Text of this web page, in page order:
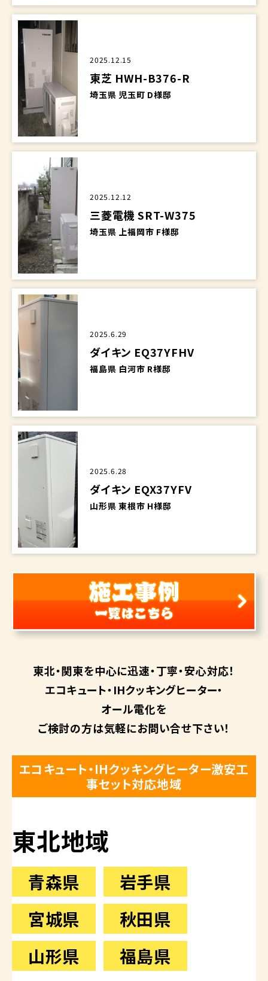
2025.12.15
東芝 HWH-B376-R
埼玉県 児玉町 D様邸
2025.12.12
三菱電機 SRT-W375
埼玉県 上福岡市 F様邸
2025.6.29
ダイキン EQ37YFHV
福島県 白河市 R様邸
2025.6.28
ダイキン EQX37YFV
山形県 東根市 H様邸
東北・関東を中心に迅速・丁寧・安心対応！
エコキュート・IHクッキングヒーター・
オール電化を
ご検討の方は気軽にお問い合せ下さい！
エコキュート・IHクッキングヒーター激安工
事セット対応地域
東北地域
青森県
岩手県
宮城県
秋田県
山形県
福島県